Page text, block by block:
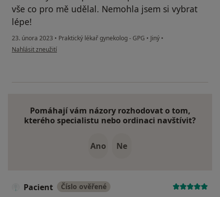
vše co pro mě udělal. Nemohla jsem si vybrat
lépe!
23. února 2023 • Praktický lékař gynekolog - GPG • Jiný •
podle názoru uživatele Brišáková
Nahlásit zneužití
Pomáhají vám názory rozhodovat o tom,
kterého specialistu nebo ordinaci navštívit?
Ano Ne
Pacient Číslo ověřené